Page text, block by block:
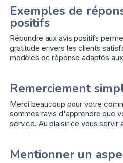
Exemples de
positifs
Répondre aux avis positifs
gratitude envers les clients
modèles de réponse adaptés
Remerciement
Merci beaucoup pour votre
sommes ravis d'apprendre que
service. Au plaisir de vous servir
Mentionner un